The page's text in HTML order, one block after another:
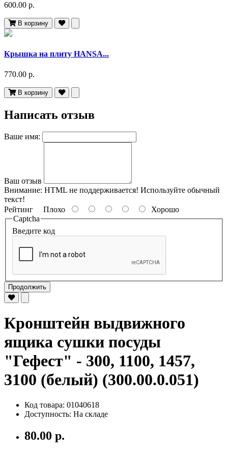
600.00 р.
В корзину
Крышка на плиту HANSA...
770.00 р.
В корзину
Написать отзыв
Ваше имя:
Ваш отзыв
Внимание: HTML не поддерживается! Используйте обычный
текст!
Рейтинг Плохо
Хорошо
Captcha
Введите код
Продолжить
Кронштейн выдвижного
ящика сушки посуды
"Гефест" - 300, 1100, 1457,
3100 (белый) (300.00.0.051)
Код товара: 01040618
Доступность: На складе
80.00 р.